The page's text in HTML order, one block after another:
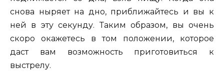
снова ныряет на дно, приближайтесь и вы к
ней в эту секунду. Таким образом, вы очень
скоро окажетесь в том положении, которое
даст вам возможность приготовиться к
выстрелу.